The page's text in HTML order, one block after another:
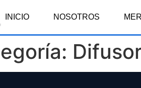
INICIO NOSOTROS